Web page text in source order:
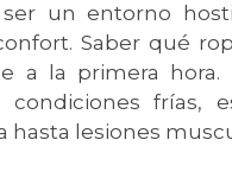
un entorno
Saber qué
a la primera
condiciones frías,
hasta lesiones